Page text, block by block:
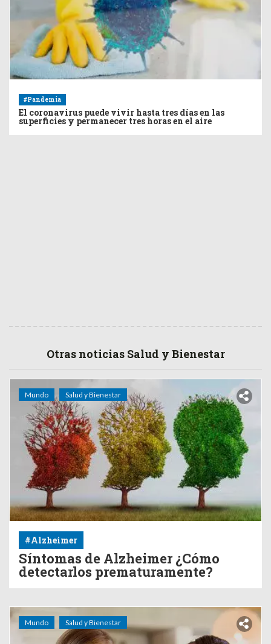
#Pandemia
El coronavirus puede vivir hasta tres días en las
superficies y permanecer tres horas en el aire
Otras noticias Salud y Bienestar
Mundo Salud y Bienestar
#Alzheimer
Síntomas de Alzheimer ¿Cómo
detectarlos prematuramente?
Mundo Salud y Bienestar